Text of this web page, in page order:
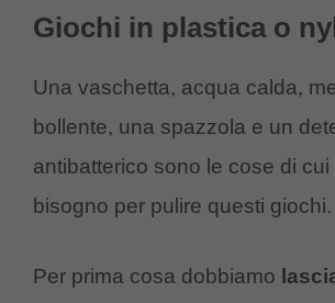
Giochi in plastica o
Una vaschetta, acqua calda,
bollente, una spazzola e un
antibatterico sono le cose di cui
bisogno per pulire questi giochi.
Per prima cosa dobbiamo